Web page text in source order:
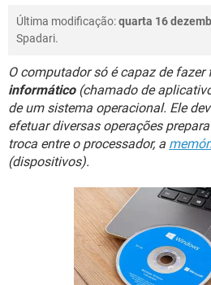
GUIA DE COMPRAS
OUTLOOK
GUIA DE COMPRAS
CELULAR
INSTAGRAM
GUIA DE COMPRAS
FÓRUM
CELULAR
OUTLOOK
INSTAGRAM
GUIA DE COMPRAS
JOGOS
CELULAR
OUTLOOK
GUIA DE COMPRAS
Última modificação:quarta 16
Spadari.
O computador só é capaz de
informático(chamado de
de um sistema operacional. Ele
efetuar diversas operações
troca entre o processador, a
(dispositivos).